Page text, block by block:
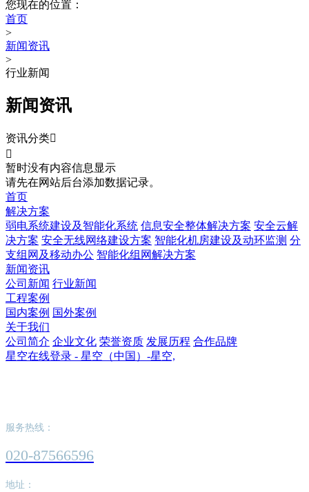
您现在的位置：
首页
>
新闻资讯
>
行业新闻
新闻资讯
资讯分类

暂时没有内容信息显示
请先在网站后台添加数据记录。
首页
解决方案
弱电系统建设及智能化系统 信息安全整体解决方案 安全云解
决方案 安全无线网络建设方案 智能化机房建设及动环监测 分
支组网及移动办公 智能化组网解决方案
新闻资讯
公司新闻 行业新闻
工程案例
国内案例 国外案例
关于我们
公司简介 企业文化 荣誉资质 发展历程 合作品牌
星空在线登录 - 星空（中国）-星空,
服务热线：
020-87566596
地址：